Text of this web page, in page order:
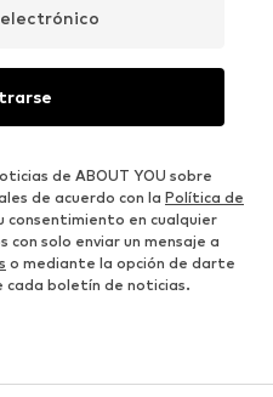
de ABOUT YOU sobre
de acuerdo con la Política de
consentimiento en cualquier
solo enviar un mensaje a
o mediante la opción de darte
cada boletín de noticias.